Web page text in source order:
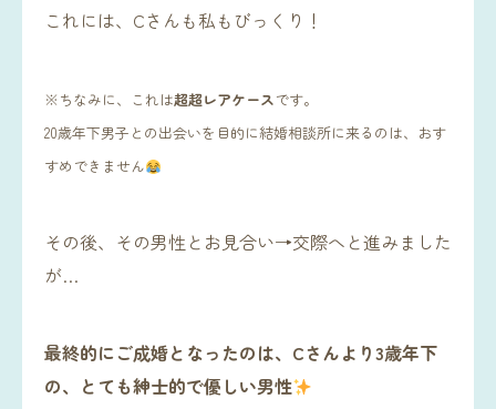
これには、Cさんも私もびっくり！
※ちなみに、これは超超レアケースです。
20歳年下男子との出会いを目的に結婚相談所に来るのは、おす
すめできません
その後、その男性とお見合い→交際へと進みました
が…
最終的にご成婚となったのは、Cさんより3歳年下
の、とても紳士的で優しい男性